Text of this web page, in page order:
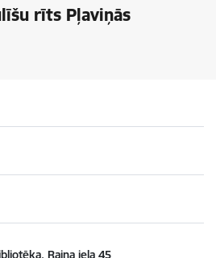
rīts Pļaviņās
Raiņa iela 45